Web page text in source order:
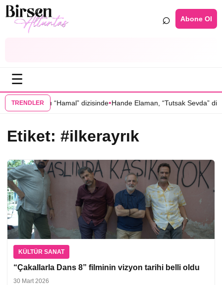
⌕ Abone Ol
☰
TRENDLER“Hamal” dizisinde•Hande Elaman, “Tutsak Sevda”
Etiket: #ilkerayrık
KÜLTÜR SANAT
“Çakallarla Dans 8” filminin vizyon tarihi belli oldu
30 Mart 2026